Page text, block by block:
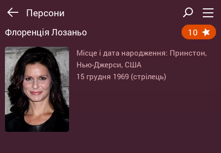
Персони
Флоренція Лозаньо 10
Місце і дата народження: Принстон,
Нью-Джерси, США
15 грудня 1969 (стрілець)